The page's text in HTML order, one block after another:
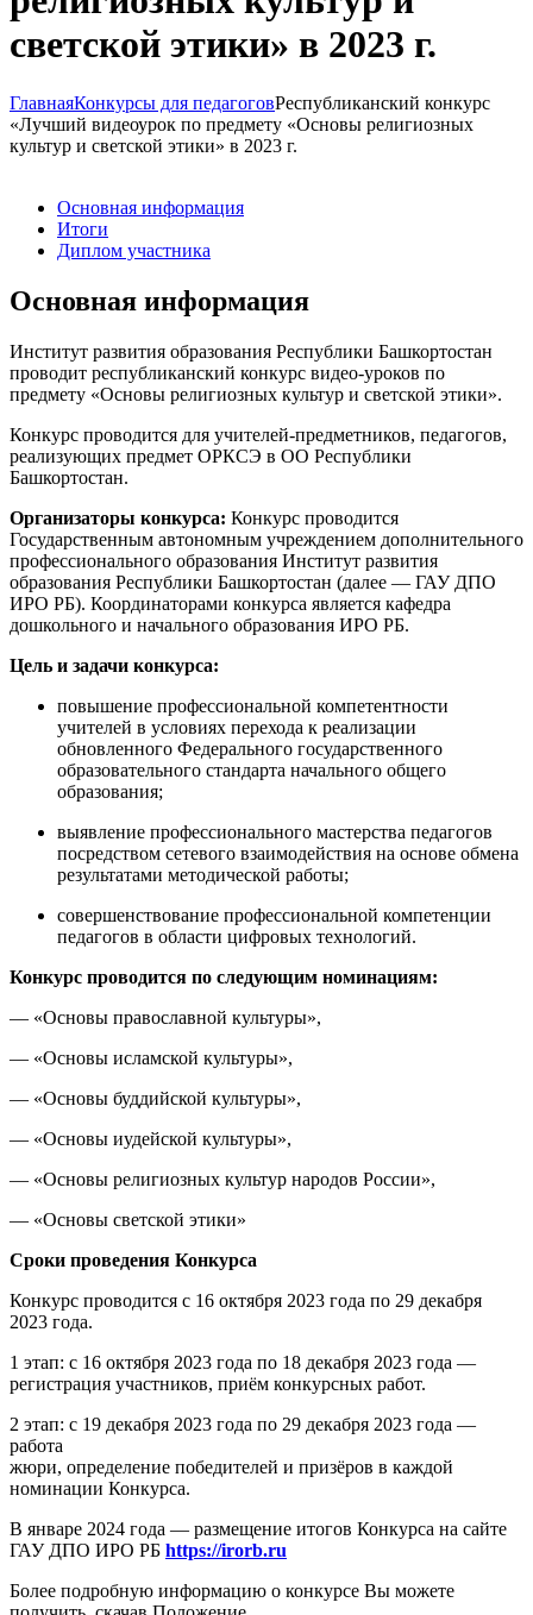
светской этики» в 2023 г.
ГлавнаяКонкурсы для педагоговРеспубликанский конкурс
«Лучший видеоурок по предмету «Основы религиозных
культур и светской этики» в 2023 г.
Основная информация
Итоги
Диплом участника
Основная информация
Институт развития образования Республики Башкортостан
проводит республиканский конкурс видео-уроков по
предмету «Основы религиозных культур и светской этики».
Конкурс проводится для учителей-предметников, педагогов,
реализующих предмет ОРКСЭ в ОО Республики
Башкортостан.
Организаторы конкурса: Конкурс проводится
Государственным автономным учреждением дополнительного
профессионального образования Институт развития
образования Республики Башкортостан (далее — ГАУ ДПО
ИРО РБ). Координаторами конкурса является кафедра
дошкольного и начального образования ИРО РБ.
Цель и задачи конкурса:
повышение профессиональной компетентности
учителей в условиях перехода к реализации
обновленного Федерального государственного
образовательного стандарта начального общего
образования;
выявление профессионального мастерства педагогов
посредством сетевого взаимодействия на основе обмена
результатами методической работы;
совершенствование профессиональной компетенции
педагогов в области цифровых технологий.
Конкурс проводится по следующим номинациям:
— «Основы православной культуры»,
— «Основы исламской культуры»,
— «Основы буддийской культуры»,
— «Основы иудейской культуры»,
— «Основы религиозных культур народов России»,
— «Основы светской этики»
Сроки проведения Конкурса
Конкурс проводится с 16 октября 2023 года по 29 декабря
2023 года.
1 этап: с 16 октября 2023 года по 18 декабря 2023 года —
регистрация участников, приём конкурсных работ.
2 этап: с 19 декабря 2023 года по 29 декабря 2023 года —
работа
жюри, определение победителей и призёров в каждой
номинации Конкурса.
В январе 2024 года — размещение итогов Конкурса на сайте
ГАУ ДПО ИРО РБ https://irorb.ru
Более подробную информацию о конкурсе Вы можете